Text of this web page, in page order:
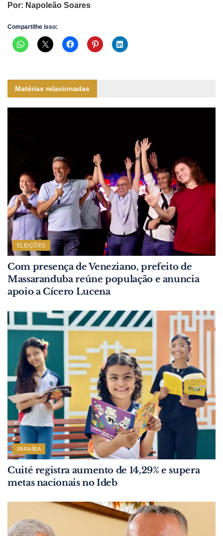
Por: Napoleão Soares
Compartilhe isso:
Matérias relacionadas
ELEIÇÕES
Com presença de Veneziano, prefeito de
Massaranduba reúne população e anuncia
apoio a Cícero Lucena
PARAÍBA
Cuité registra aumento de 14,29% e supera
metas nacionais no Ideb